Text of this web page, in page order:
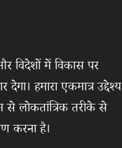
विदेशों में विकास पर
हमारा एकमात्र उद्देश्य
से लोकतांत्रिक तरीके से
करना है।